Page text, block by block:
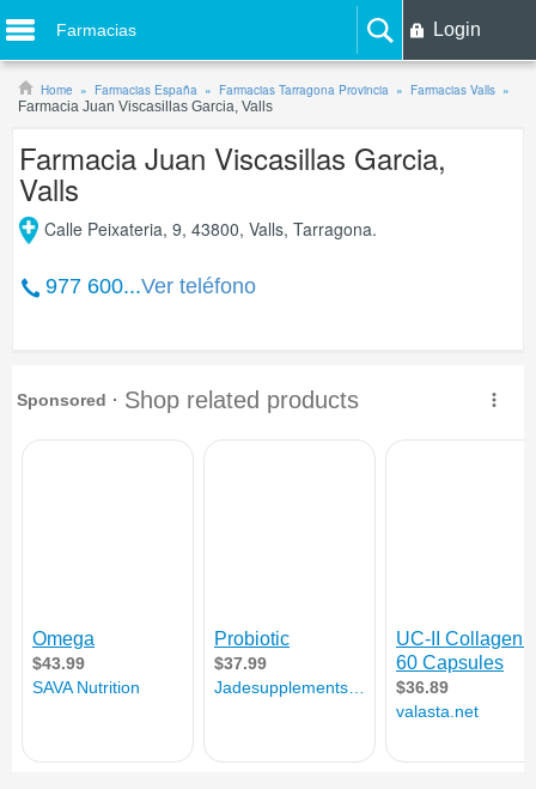
Farmacias Login
Home Farmacias España Farmacias Tarragona Provincia
Farmacias Valls
Farmacia Juan Viscasillas Garcia, Valls
Farmacia Juan Viscasillas Garcia,
Valls
Calle Peixateria, 9, 43800, Valls, Tarragona.
977 600...Ver teléfono